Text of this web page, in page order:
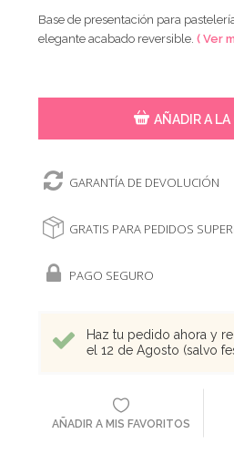
Base de presentación para
elegante acabado reversible.( Ver
AÑADIR A LA
GARANTÍA DE DEVOLUCIÓN
GRATIS PARA PEDIDOS
PAGO SEGURO
Haz tu pedido ahora y
el 12 de Agosto (salvo
AÑADIR A MIS FAVORITOS